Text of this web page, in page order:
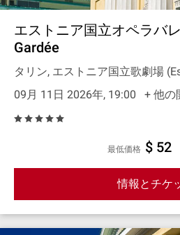
エストニア国立オペラバ
Gardée
タリン, エストニア国立歌劇場
09月 11日 2026年, 19:00
+ 他の
最低価格 $ 52
情報とチケ